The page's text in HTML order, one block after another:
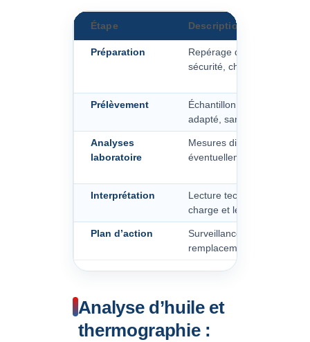
Étape Description
Préparation
Repérage du
sécurité, choix du point de
Prélèvement
Échantillon d’huile recueilli
adapté, sans pollution
Analyses
laboratoire
Mesures diélectriques,
éventuellement analyse
Interprétation
Lecture technique selon
charge et les symptômes
Plan d’action
Surveillance, filtration,
remplacement ou contrôle
Analyse d’huile et
thermographie :